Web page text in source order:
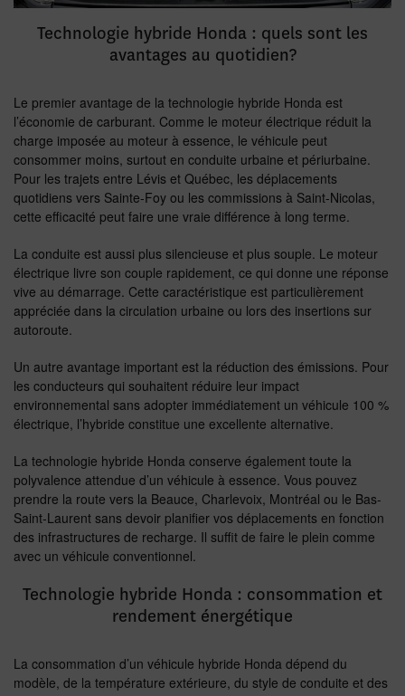
Technologie hybride Honda : quels sont les
avantages au quotidien?
Le premier avantage de la technologie hybride Honda est
l’économie de carburant. Comme le moteur électrique réduit la
charge imposée au moteur à essence, le véhicule peut
consommer moins, surtout en conduite urbaine et périurbaine.
Pour les trajets entre Lévis et Québec, les déplacements
quotidiens vers Sainte-Foy ou les commissions à Saint-Nicolas,
cette efficacité peut faire une vraie différence à long terme.
La conduite est aussi plus silencieuse et plus souple. Le moteur
électrique livre son couple rapidement, ce qui donne une réponse
vive au démarrage. Cette caractéristique est particulièrement
appréciée dans la circulation urbaine ou lors des insertions sur
autoroute.
Un autre avantage important est la réduction des émissions. Pour
les conducteurs qui souhaitent réduire leur impact
environnemental sans adopter immédiatement un véhicule 100 %
électrique, l’hybride constitue une excellente alternative.
La technologie hybride Honda conserve également toute la
polyvalence attendue d’un véhicule à essence. Vous pouvez
prendre la route vers la Beauce, Charlevoix, Montréal ou le Bas-
Saint-Laurent sans devoir planifier vos déplacements en fonction
des infrastructures de recharge. Il suffit de faire le plein comme
avec un véhicule conventionnel.
Technologie hybride Honda : consommation et
rendement énergétique
La consommation d’un véhicule hybride Honda dépend du
modèle, de la température extérieure, du style de conduite et des